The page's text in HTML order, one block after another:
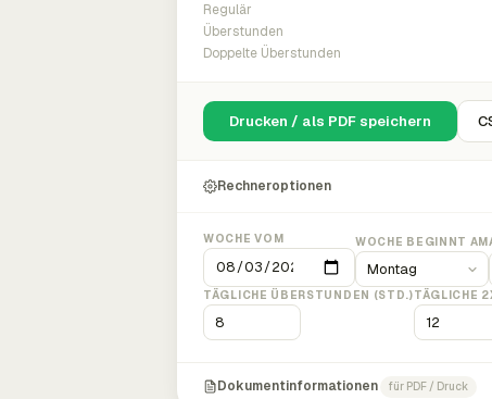
Regulär
Überstunden
Doppelte Überstunden
Drucken / als PDF speichern
Rechneroptionen
WOCHE VOM WOCHE BEGINNT AM
TÄGLICHE ÜBERSTUNDEN (STD.)TÄGLICHE
Dokumentinformationen für PDF / Druck